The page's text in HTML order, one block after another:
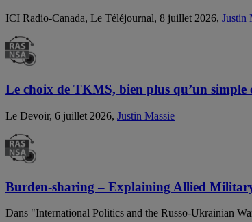
ICI Radio-Canada, Le Téléjournal, 8 juillet 2026, Justin
Le choix de TKMS, bien plus qu’un
Le Devoir, 6 juillet 2026, Justin Massie
Burden-sharing – Explaining Allied
Dans "International Politics and the Russo-Ukrainian